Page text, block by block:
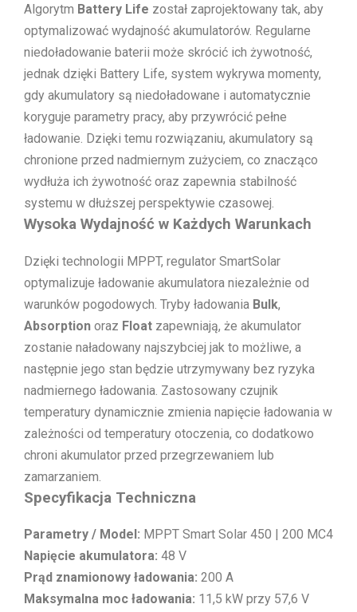
Algorytm Battery Life został zaprojektowany tak, aby
optymalizować wydajność akumulatorów. Regularne
niedoładowanie baterii może skrócić ich żywotność,
jednak dzięki Battery Life, system wykrywa momenty,
gdy akumulatory są niedoładowane i automatycznie
koryguje parametry pracy, aby przywrócić pełne
ładowanie. Dzięki temu rozwiązaniu, akumulatory są
chronione przed nadmiernym zużyciem, co znacząco
wydłuża ich żywotność oraz zapewnia stabilność
systemu w dłuższej perspektywie czasowej.
Wysoka Wydajność w Każdych Warunkach
Dzięki technologii MPPT, regulator SmartSolar
optymalizuje ładowanie akumulatora niezależnie od
warunków pogodowych. Tryby ładowania Bulk,
Absorption oraz Float zapewniają, że akumulator
zostanie naładowany najszybciej jak to możliwe, a
następnie jego stan będzie utrzymywany bez ryzyka
nadmiernego ładowania. Zastosowany czujnik
temperatury dynamicznie zmienia napięcie ładowania w
zależności od temperatury otoczenia, co dodatkowo
chroni akumulator przed przegrzewaniem lub
zamarzaniem.
Specyfikacja Techniczna
Parametry / Model: MPPT Smart Solar 450 | 200 MC4
Napięcie akumulatora: 48 V
Prąd znamionowy ładowania: 200 A
Maksymalna moc ładowania: 11,5 kW przy 57,6 V